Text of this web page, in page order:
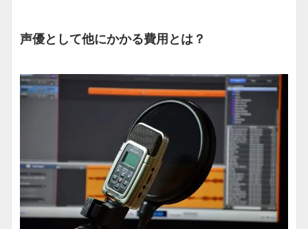
声優として他にかかる費用とは？